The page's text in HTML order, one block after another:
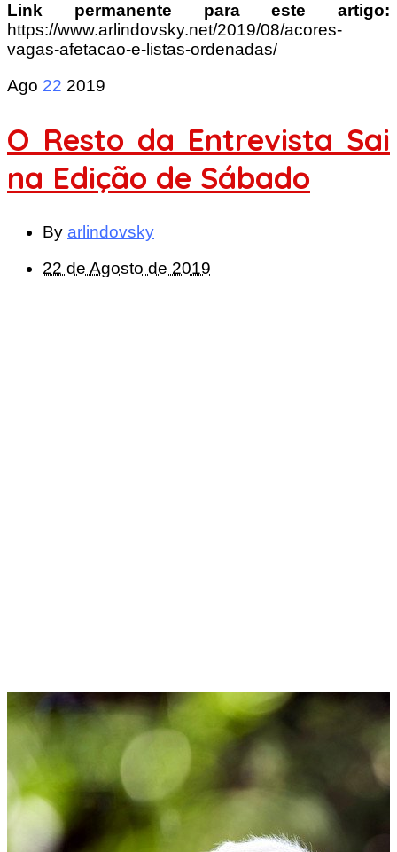
Link permanente para este artigo:
https://www.arlindovsky.net/2019/08/acores-
vagas-afetacao-e-listas-ordenadas/
Ago 22 2019
O Resto da Entrevista Sai
na Edição de Sábado
By arlindovsky
22 de Agosto de 2019